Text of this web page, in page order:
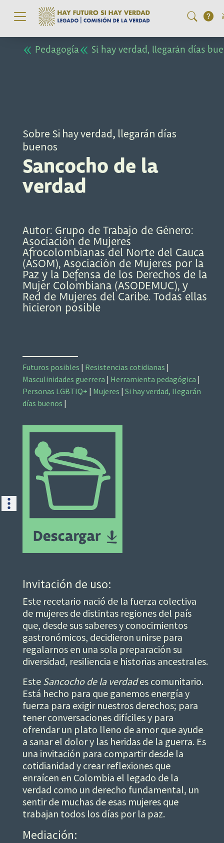
Pedagogía Si hay verdad, llegarán días
Sobre Si hay verdad, llegarán días
buenos
Sancocho de la
verdad
Autor: Grupo de Trabajo de Género:
Asociación de Mujeres
Afrocolombianas del Norte del Cauca
(ASOM), Asociación de Mujeres por la
Paz y la Defensa de los Derechos de la
Mujer Colombiana (ASODEMUC), y
Red de Mujeres del Caribe. Todas ellas
hicieron posible
Futuros posibles | Resistencias cotidianas |
Masculinidades guerrera | Herramienta pedagógica |
Personas LGBTIQ+ | Mujeres | Si hay verdad, llegarán
días buenos |
Invitación de uso:
Este recetario nació de la fuerza colectiva
de mujeres de distintas regiones del país
que, desde sus saberes y conocimientos
gastronómicos, decidieron unirse para
regalarnos en una sola preparación su
diversidad, resiliencia e historias ancestrales.
Este Sancocho de la verdades comunitario.
Está hecho para que ganemos energía y
fuerza para exigir nuestros derechos; para
tener conversaciones difíciles y para
ofrendar un plato lleno de amor que ayude
a sanar el dolor y las heridas de la guerra. Es
una invitación para compartir desde la
cotidianidad y crear reflexiones que
enraícen en Colombia el legado de la
verdad como un derecho fundamental, un
sentir de muchas de esas mujeres que
trabajan todos los días por la paz.
Mediación: